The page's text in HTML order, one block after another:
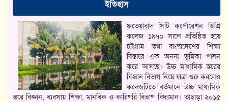
ইতিহাস
ফতেয়াবাদ সিটি কর্পোরেশন ডিগ্রি
কলেজ ১৯৭০ সালে প্রতিষ্ঠিত হয়ে
চট্রগ্রাম তথা বাংলাদেশের শিক্ষা
বিস্তারে এক অনন্য ভূমিকা পালন
করে আসছে। উচ্চ মাধ্যমিক স্তরের
বিজ্ঞান বিভাগ নিয়ে যাত্রা শুরু করলেও
কলেজটিতে বর্তমানে উচ্চ মাধ্যমিক
স্তরে বিজ্ঞান, ব্যবসায় শিক্ষা, মানবিক ও কারিগরি বিভাগ বিদ্যমান। তাছাড়া ২০১৫